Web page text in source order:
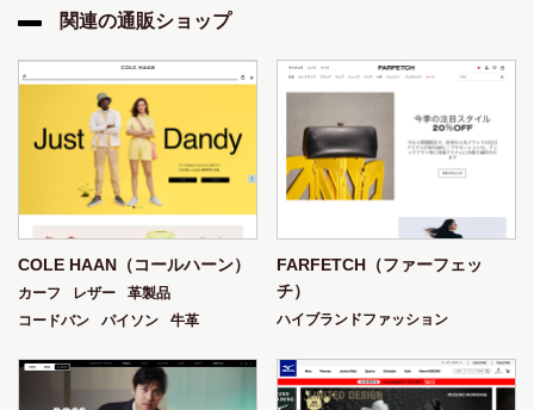
Longchamp
Longines
Lucien Piccard
Luminox
Maison Kitsune
Marc By Marc Jacobs
Marc Jacobs
Marcelo Burlon
Maserati
Mathey-Tissot
Mauboussin
Maurice Lacroix
Mcm
Megan Walford
Michael Kors
Michele
Mido Milus Miu Miu
Moncler
Montblanc Morphic
Moschino
Movado
Mulco Nautica Nike
Nine West
Omega Oniss Orient
Oris
関連の通販ショップ
COLE HAAN（コールハーン）
カーフ レザー
革製品
コードバン
パイソン 牛革
FARFETCH（ファーフェッ
チ）
ハイブランドファッション